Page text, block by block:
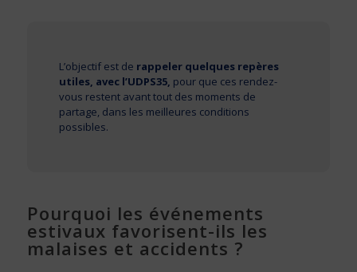
L’objectif est de rappeler quelques repères
utiles, avec l’UDPS35, pour que ces rendez-
vous restent avant tout des moments de
partage, dans les meilleures conditions
possibles.
Pourquoi les événements
estivaux favorisent-ils les
malaises et accidents ?